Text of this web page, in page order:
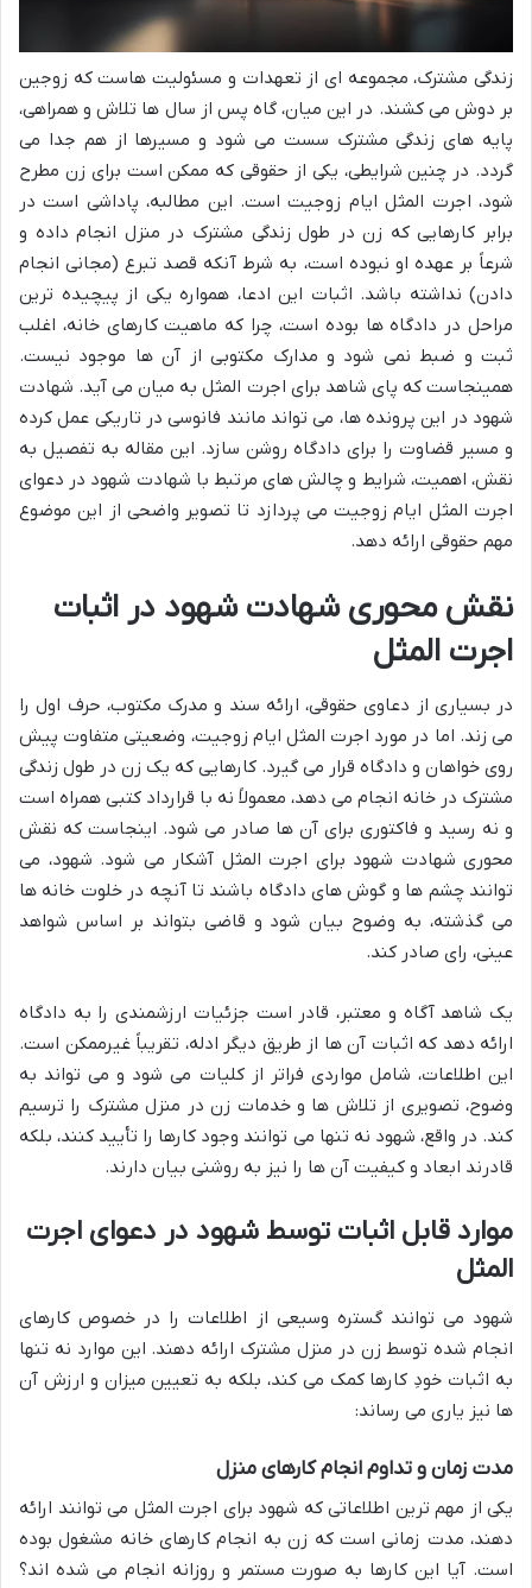
زندگی مشترک، مجموعه ای از تعهدات و مسئولیت هاست که زوجین
بر دوش می کشند. در این میان، گاه پس از سال ها تلاش و همراهی،
پایه های زندگی مشترک سست می شود و مسیرها از هم جدا می
گردد. در چنین شرایطی، یکی از حقوقی که ممکن است برای زن مطرح
شود، اجرت المثل ایام زوجیت است. این مطالبه، پاداشی است در
برابر کارهایی که زن در طول زندگی مشترک در منزل انجام داده و
شرعاً بر عهده او نبوده است، به شرط آنکه قصد تبرع (مجانی انجام
دادن) نداشته باشد. اثبات این ادعا، همواره یکی از پیچیده ترین
مراحل در دادگاه ها بوده است، چرا که ماهیت کارهای خانه، اغلب
ثبت و ضبط نمی شود و مدارک مکتوبی از آن ها موجود نیست.
همینجاست که پای شاهد برای اجرت المثل به میان می آید. شهادت
شهود در این پرونده ها، می تواند مانند فانوسی در تاریکی عمل کرده
و مسیر قضاوت را برای دادگاه روشن سازد. این مقاله به تفصیل به
نقش، اهمیت، شرایط و چالش های مرتبط با شهادت شهود در دعوای
اجرت المثل ایام زوجیت می پردازد تا تصویر واضحی از این موضوع
مهم حقوقی ارائه دهد.
نقش محوری شهادت شهود در اثبات
اجرت المثل
در بسیاری از دعاوی حقوقی، ارائه سند و مدرک مکتوب، حرف اول را
می زند. اما در مورد اجرت المثل ایام زوجیت، وضعیتی متفاوت پیش
روی خواهان و دادگاه قرار می گیرد. کارهایی که یک زن در طول زندگی
مشترک در خانه انجام می دهد، معمولاً نه با قرارداد کتبی همراه است
و نه رسید و فاکتوری برای آن ها صادر می شود. اینجاست که نقش
محوری شهادت شهود برای اجرت المثل آشکار می شود. شهود، می
توانند چشم ها و گوش های دادگاه باشند تا آنچه در خلوت خانه ها
می گذشته، به وضوح بیان شود و قاضی بتواند بر اساس شواهد
عینی، رای صادر کند.
یک شاهد آگاه و معتبر، قادر است جزئیات ارزشمندی را به دادگاه
ارائه دهد که اثبات آن ها از طریق دیگر ادله، تقریباً غیرممکن است.
این اطلاعات، شامل مواردی فراتر از کلیات می شود و می تواند به
وضوح، تصویری از تلاش ها و خدمات زن در منزل مشترک را ترسیم
کند. در واقع، شهود نه تنها می توانند وجود کارها را تأیید کنند، بلکه
قادرند ابعاد و کیفیت آن ها را نیز به روشنی بیان دارند.
موارد قابل اثبات توسط شهود در دعوای اجرت
المثل
شهود می توانند گستره وسیعی از اطلاعات را در خصوص کارهای
انجام شده توسط زن در منزل مشترک ارائه دهند. این موارد نه تنها
به اثبات خودِ کارها کمک می کند، بلکه به تعیین میزان و ارزش آن
ها نیز یاری می رساند:
مدت زمان و تداوم انجام کارهای منزل
یکی از مهم ترین اطلاعاتی که شهود برای اجرت المثل می توانند ارائه
دهند، مدت زمانی است که زن به انجام کارهای خانه مشغول بوده
است. آیا این کارها به صورت مستمر و روزانه انجام می شده اند؟